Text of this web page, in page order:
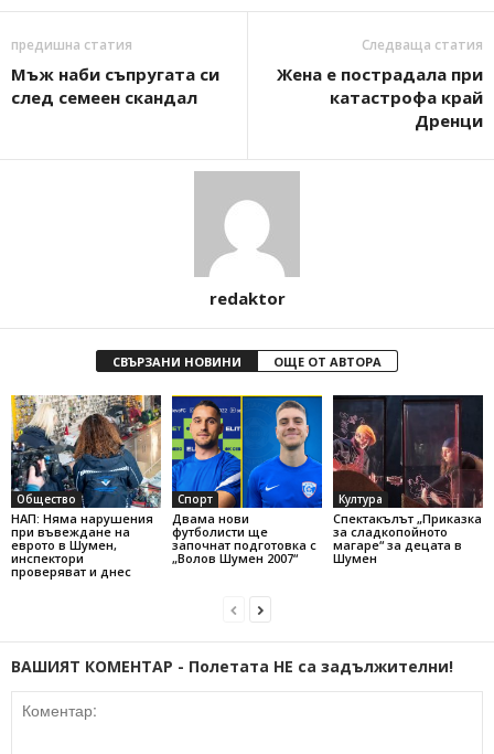
предишна статия
Мъж наби съпругата си
след семеен скандал
Следваща статия
Жена е пострадала при
катастрофа край
Дренци
redaktor
СВЪРЗАНИ НОВИНИ ОЩЕ ОТ АВТОРА
Общество
НАП: Няма нарушения
при въвеждане на
еврото в Шумен,
инспектори
проверяват и днес
Спорт
Двама нови
футболисти ще
започнат подготовка с
„Волов Шумен 2007“
Култура
Спектакълът „Приказка
за сладкопойното
магаре“ за децата в
Шумен
ВАШИЯТ КОМЕНТАР - Полетата НЕ са задължителни!